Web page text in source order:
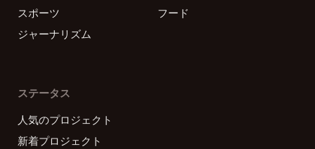
スポーツ
フード
ジャーナリズム
ステータス
人気のプロジェクト
新着プロジェクト